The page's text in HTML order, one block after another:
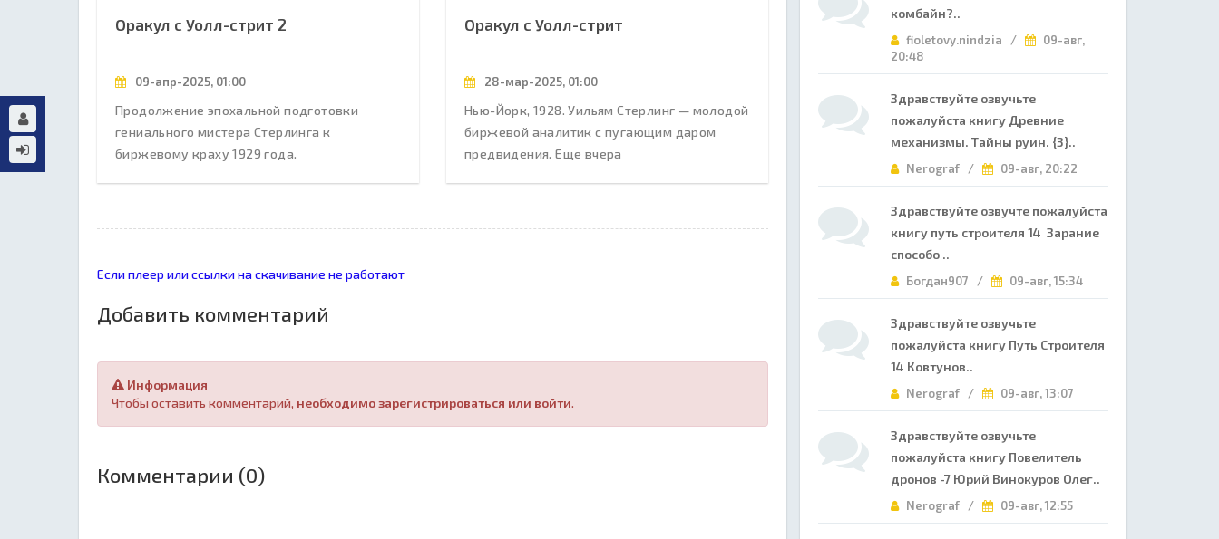
Оракул с Уолл-стрит 2
09-апр-2025, 01:00
Продолжение эпохальной подготовки
гениального мистера Стерлинга к
биржевому краху 1929 года.
Оракул с Уолл-стрит
28-мар-2025, 01:00
Нью-Йорк, 1928. Уильям Стерлинг — молодой
биржевой аналитик с пугающим даром
предвидения. Еще вчера
Если плеер или ссылки на скачивание не работают
Добавить комментарий
Информация
Чтобы оставить комментарий, необходимо зарегистрироваться или войти.
Комментарии (0)
комбайн?..
fioletovy.nindzia /
09-авг,
20:48
Здравствуйте озвучьте
пожалуйста книгу Древние
механизмы. Тайны руин. {3}..
Nerograf / 09-авг, 20:22
Здравствуйте озвучте пожалуйста
книгу путь строителя 14 Зарание
способо ..
Богдан907 / 09-авг, 15:34
Здравствуйте озвучьте
пожалуйста книгу Путь Строителя
14 Ковтунов..
Nerograf / 09-авг, 13:07
Здравствуйте озвучьте
пожалуйста книгу Повелитель
дронов -7 Юрий Винокуров Олег..
Nerograf / 09-авг, 12:55